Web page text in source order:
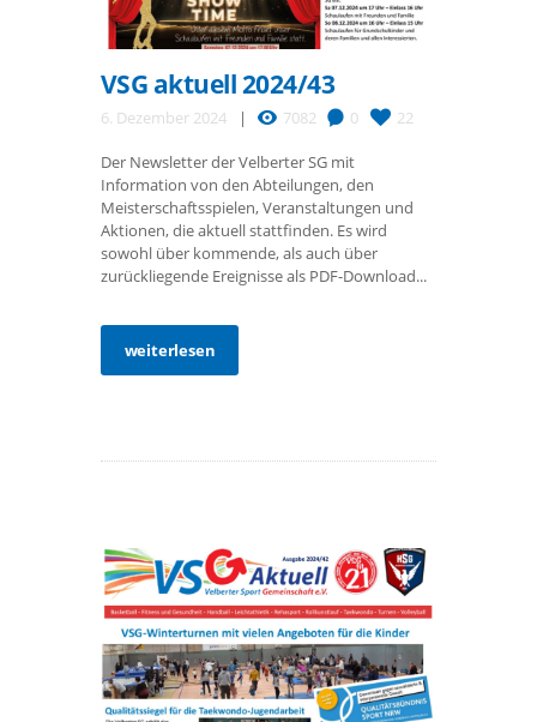
VSG aktuell 2024/43
6. Dezember 2024 7082 0 22
Der Newsletter der Velberter SG mit
Information von den Abteilungen, den
Meisterschaftsspielen, Veranstaltungen und
Aktionen, die aktuell stattfinden. Es wird
sowohl über kommende, als auch über
zurückliegende Ereignisse als PDF-Download...
weiterlesen